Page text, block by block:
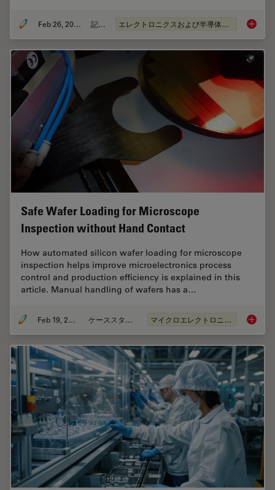
Feb 26, 2026 記事 エレクトロニクスおよび半導体産業 6-Inch
Safe Wafer Loading for Microscope
Inspection without Hand Contact
How automated silicon wafer loading for microscope
inspection helps improve microelectronics process
control and production efficiency is explained in this
article. Manual handling of wafers has a…
Feb 19, 2026 ケーススタディ マイクロエレクトロニクス Safe